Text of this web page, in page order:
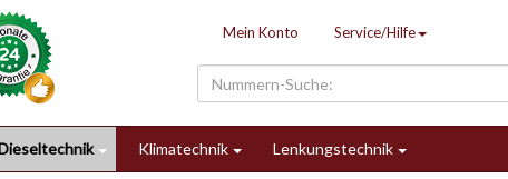
Mein Konto Service/Hilfe
Klimatechnik Lenkungstechnik